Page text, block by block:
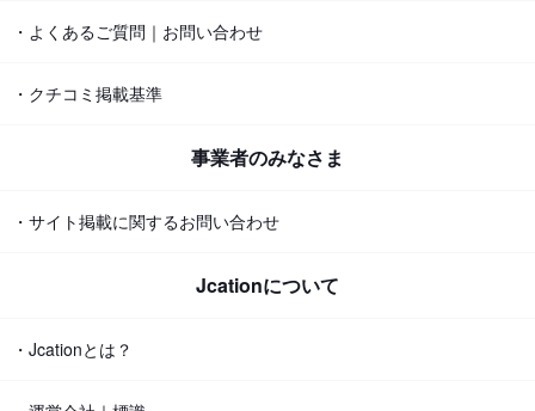
・よくあるご質問｜お問い合わせ
・クチコミ掲載基準
事業者のみなさま
・サイト掲載に関するお問い合わせ
Jcationについて
・Jcationとは？